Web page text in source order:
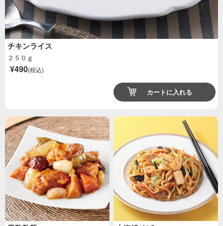
チキンライス
２５０ｇ
¥490(税込)
カートに入れる